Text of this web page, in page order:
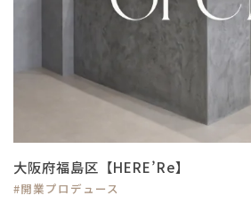
大阪府福島区【HERE’Re】
#開業プロデュース